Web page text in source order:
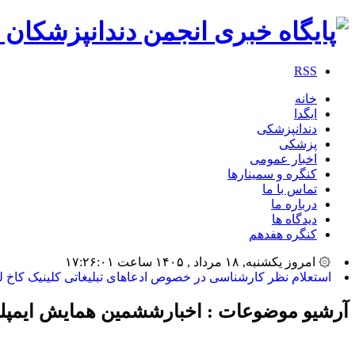
RSS
خانه
ایگدا
دندانپزشکی
پزشکی
اخبار عمومی
کنگره و سمینارها
تماس با ما
درباره ما
دیدگاه ها
کنگره هفدهم
۞ امروز یکشنبه, ۱۸ مرداد , ۱۴۰۵ ساعت ۱۷:۲۶:۰۱
بیشترین تعداد_
آرشیو موضوعات : اخبارششمین همایش